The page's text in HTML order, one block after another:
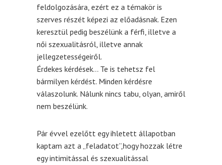
feldolgozására, ezért ez a témakör is
szerves részét képezi az előadásnak. Ezen
keresztül pedig beszélünk a férfi, illetve a
női szexualitásról, illetve annak
jellegzetességeiről.
Érdekes kérdések… Te is tehetsz fel
bármilyen kérdést. Minden kérdésre
válaszolunk. Nálunk nincs tabu, olyan, amiről
nem beszélünk.
Pár évvel ezelőtt egy ihletett állapotban
kaptam azt a „feladatot”,hogy hozzak létre
egy intimitással és szexualitással